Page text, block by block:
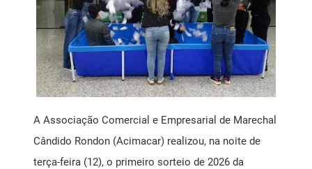
A Associação Comercial e Empresarial de Marechal
Cândido Rondon (Acimacar) realizou, na noite de
terça-feira (12), o primeiro sorteio de 2026 da
Mensagem Motivacional
Ponto de Atendimento ao Empreendedor SEBRAE
Saúde Livre Vacinas